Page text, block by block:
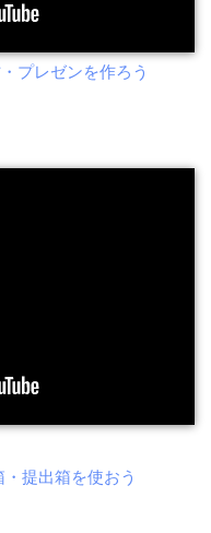
プレゼンを作ろう
提出箱を使おう